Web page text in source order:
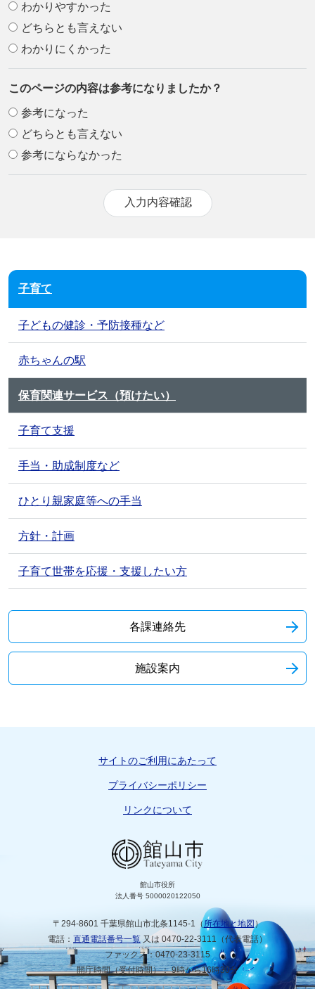
わかりやすかった
どちらとも言えない
わかりにくかった
このページの内容は参考になりましたか？
参考になった
どちらとも言えない
参考にならなかった
子育て
子どもの健診・予防接種など
赤ちゃんの駅
保育関連サービス（預けたい）
子育て支援
手当・助成制度など
ひとり親家庭等への手当
方針・計画
子育て世帯を応援・支援したい方
各課連絡先
施設案内
館山市役所
法人番号 5000020122050
〒294-8601 千葉県館山市北条1145-1（所在地と地図 ）
電話： 直通電話番号一覧又は 0470-22-3111（代表電話）
ファックス：0470-23-3115
開庁時間（受付時間）： 9時から16時30分
サイトのご利用にあたって
プライバシーポリシー
リンクについて